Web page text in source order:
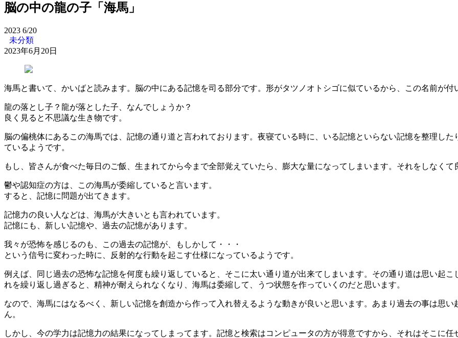
脳の中の龍の子「海馬」
2023 6/20
未分類
2023年6月20日
海馬と書いて、かいばと読みます。脳の中にある記憶を司る部分です。形がタツノオトシゴに似ているから、この名前が付
龍の落とし子？龍が落とした子、なんでしょうか？
良く見ると不思議な生き物です。
脳の偏桃体にあるこの海馬では、記憶の通り道と言われております。夜寝ている時に、いる記憶といらない記憶を整理し
ているようです。
もし、皆さんが食べた毎日のご飯、生まれてから今まで全部覚えていたら、膨大な量になってしまいます。それをしなくて
鬱や認知症の方は、この海馬が委縮していると言います。
すると、記憶に問題が出てきます。
記憶力の良い人などは、海馬が大きいとも言われています。
記憶にも、新しい記憶や、過去の記憶があります。
我々が恐怖を感じるのも、この過去の記憶が、もしかして・・・
という信号に変わった時に、反射的な行動を起こす仕様になっているようです。
例えば、同じ過去の恐怖な記憶を何度も繰り返していると、そこに太い通り道が出来てしまいます。その通り道は思い起
れを繰り返し過ぎると、精神が耐えられなくなり、海馬は委縮して、うつ状態を作っていくのだと思います。
なので、海馬にはなるべく、新しい記憶を創造から作って入れ替えるような動きが良いと思います。あまり過去の事は思
ん。
しかし、今の学力は記憶力の結果になってしまってます。記憶と検索はコンピュータの方が得意ですから、それはそこに